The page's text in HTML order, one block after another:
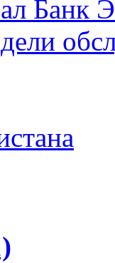
Банк